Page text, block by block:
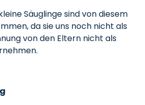
Säuglinge sind von diesem
da sie uns noch nicht als
von den Eltern nicht als